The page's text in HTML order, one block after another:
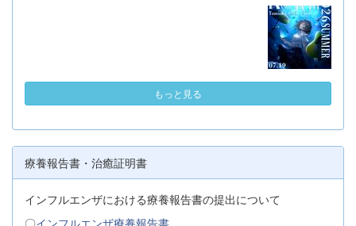
もっと見る
療養報告書・治癒証明書
インフルエンザにおける療養報告書の提出について